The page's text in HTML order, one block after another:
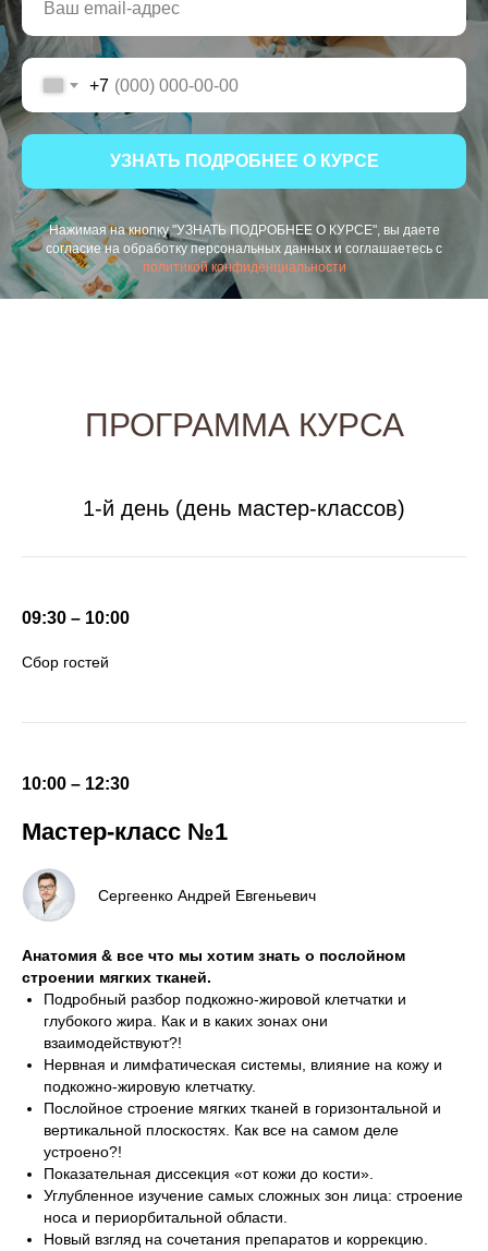
+7
УЗНАТЬ ПОДРОБНЕЕ О КУРСЕ
Нажимая на кнопку "УЗНАТЬ ПОДРОБНЕЕ О КУРСЕ", вы даете
согласие на обработку персональных данных и соглашаетесь c
политикой конфиденциальности
ПРОГРАММА КУРСА
1-й день (день мастер-классов)
09:30 – 10:00
Сбор гостей
10:00 – 12:30
Мастер-класс №1
Сергеенко Андрей Евгеньевич
Анатомия & все что мы хотим знать о послойном
строении мягких тканей.
Подробный разбор подкожно-жировой клетчатки и
глубокого жира. Как и в каких зонах они
взаимодействуют?!
Нервная и лимфатическая системы, влияние на кожу и
подкожно-жировую клетчатку.
Послойное строение мягких тканей в горизонтальной и
вертикальной плоскостях. Как все на самом деле
устроено?!
Показательная диссекция «от кожи до кости».
Углубленное изучение самых сложных зон лица: строение
носа и периорбитальной области.
Новый взгляд на сочетания препаратов и коррекцию.